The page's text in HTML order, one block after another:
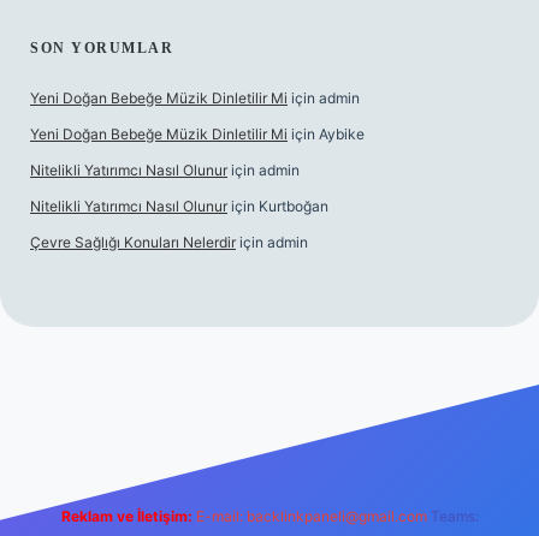
SON YORUMLAR
Yeni Doğan Bebeğe Müzik Dinletilir Mi için admin
Yeni Doğan Bebeğe Müzik Dinletilir Mi için Aybike
Nitelikli Yatırımcı Nasıl Olunur için admin
Nitelikli Yatırımcı Nasıl Olunur için Kurtboğan
Çevre Sağlığı Konuları Nelerdir için admin
Reklam ve İletişim: E-mail: backlinkpaneli@gmail.com Teams: